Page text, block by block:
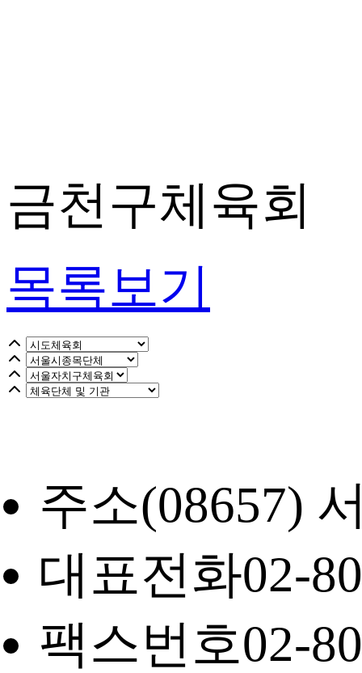
금천구체육회
목록보기
주소(08657)
대표전화02-
팩스번호02-